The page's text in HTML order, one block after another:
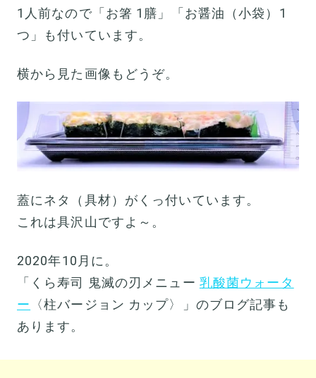
1人前なので「お箸 1膳」「お醤油（小袋）1
つ」も付いています。
横から見た画像もどうぞ。
蓋にネタ（具材）がくっ付いています。
これは具沢山ですよ～。
2020年10月に。
「くら寿司 鬼滅の刃メニュー 乳酸菌ウォータ
ー
〈柱バージョン カップ〉」のブログ記事も
あります。